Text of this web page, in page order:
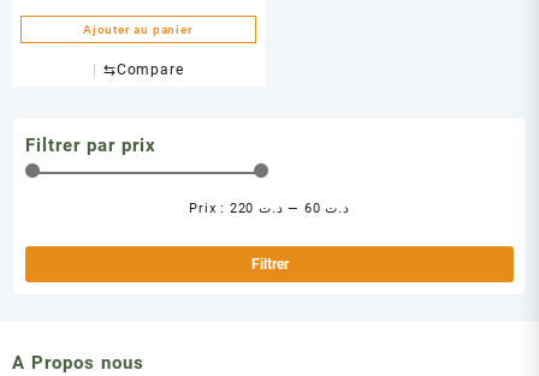
Ajouter au panier
⇆Compare
Filtrer par prix
min
Filtrer
Prix : د.ت 60 — د.ت 220
A Propos nous